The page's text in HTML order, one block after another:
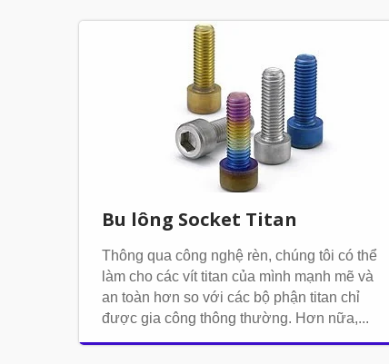
Bu lông Socket Titan
Thông qua công nghệ rèn, chúng tôi có thể
làm cho các vít titan của mình mạnh mẽ và
an toàn hơn so với các bộ phận titan chỉ
được gia công thông thường. Hơn nữa,...